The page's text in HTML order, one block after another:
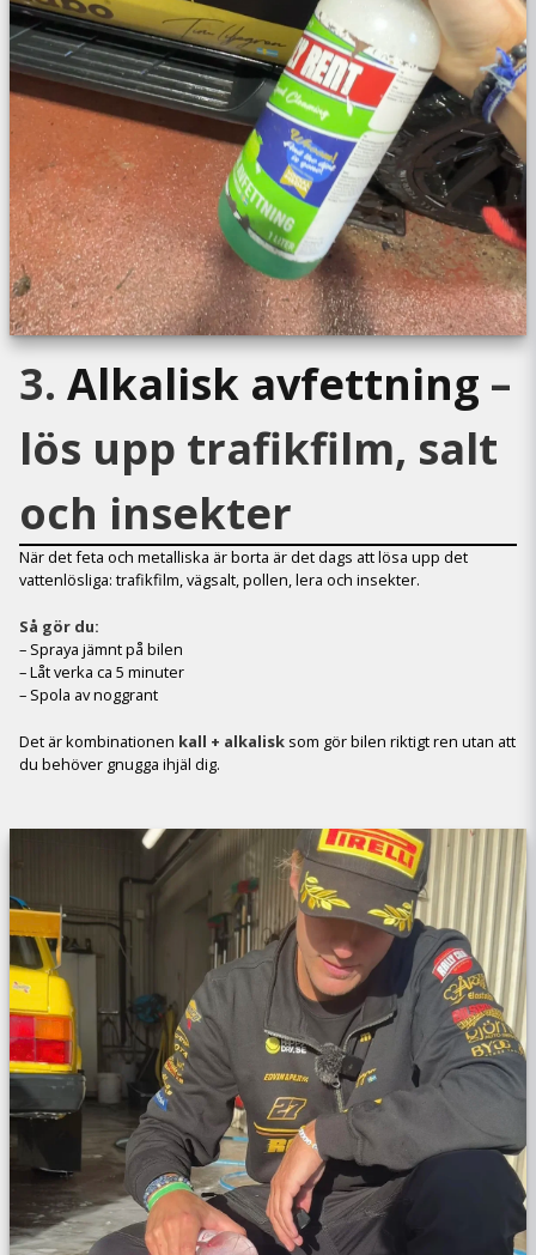
3. Alkalisk avfettning –
lös upp trafikfilm, salt
och insekter
När det feta och metalliska är borta är det dags att lösa upp det
vattenlösliga: trafikfilm, vägsalt, pollen, lera och insekter.
Så gör du:
– Spraya jämnt på bilen
– Låt verka ca 5 minuter
– Spola av noggrant
Det är kombinationen kall + alkalisk som gör bilen riktigt ren utan att
du behöver gnugga ihjäl dig.